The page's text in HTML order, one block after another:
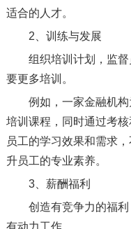
适合的人才。
2、训练与发展
组织培训计划，监
要更多培训。
例如，一家金融机
培训课程，同时通过考
员工的学习效果和需求
升员工的专业素养。
3、薪酬福利
创造有竞争力的福
有动力工作。